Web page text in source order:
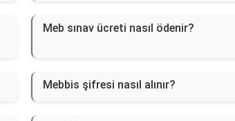
Meb sınav ücreti nasıl ödenir?
Mebbis şifresi nasıl alınır?